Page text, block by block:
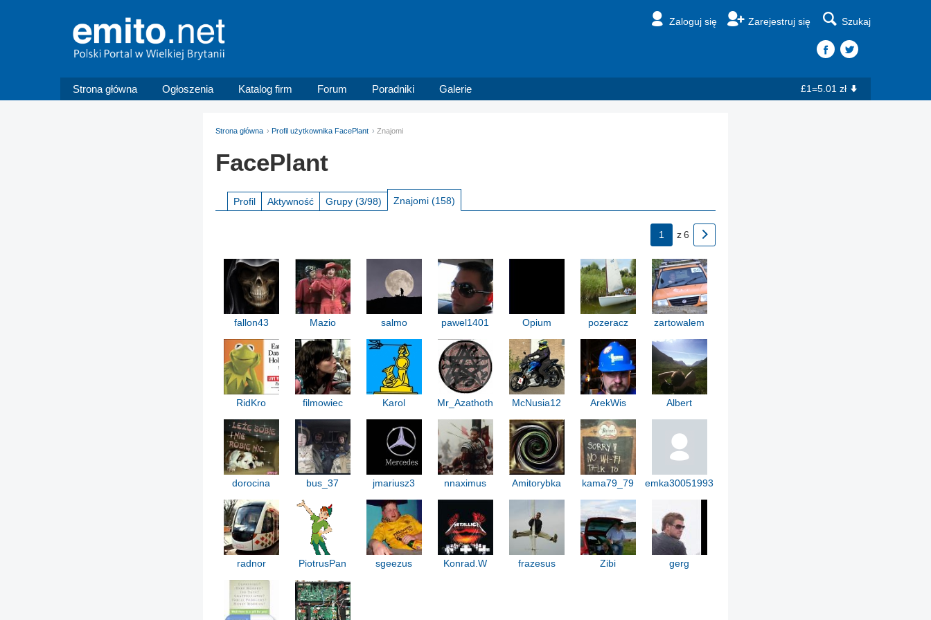
Zaloguj się Zarejestruj się Szukaj
Strona główna Ogłoszenia Katalog firm Forum Poradniki Galerie £1=5.01 zł
Strona główna Profil użytkownika FacePlant Znajomi
FacePlant
Profil Aktywność Grupy (3/98) Znajomi (158)
1 z 6
fallon43 Mazio salmo pawel1401 Opium pozeracz zartowalem
RidKro filmowiec Karol Mr_Azathoth McNusia12 ArekWis Albert
dorocina bus_37 jmariusz3 nnaximus Amitorybka kama79_79 emka30051993
radnor PiotrusPan sgeezus Konrad.W frazesus Zibi gerg